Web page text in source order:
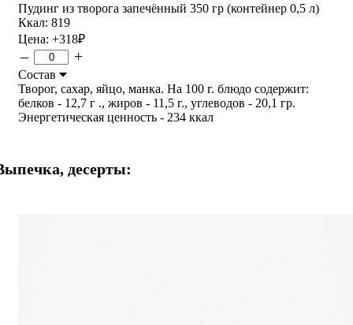
Пудинг из творога запечённый 350 гр (контейнер 0,5 л)
Ккал: 819
Цена: +318₽
– +
Состав
Творог, сахар, яйцо, манка. На 100 г. блюдо содержит:
белков - 12,7 г ., жиров - 11,5 г., углеводов - 20,1 гр.
Энергетическая ценность - 234 ккал
десерты: